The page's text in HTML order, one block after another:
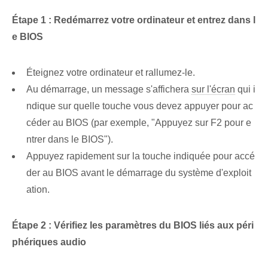
Étape 1 : Redémarrez votre ordinateur et entrez dans l
e BIOS
Éteignez votre ordinateur et rallumez-le.
Au démarrage, un message s'affichera sur l'écran qui i
ndique sur quelle ⁤touche vous devez appuyer ⁢pour ac
céder au BIOS (par exemple, "Appuyez sur F2 pour e
ntrer dans le BIOS").
Appuyez rapidement sur la touche indiquée pour accé
der au BIOS avant le démarrage du système d'exploit
ation.
Étape 2 : Vérifiez les paramètres du BIOS liés aux péri
phériques audio